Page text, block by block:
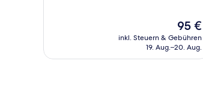
Der
Preis
beträgt
95 €
inkl. Steuern & Gebühren
19. Aug.–20. Aug.